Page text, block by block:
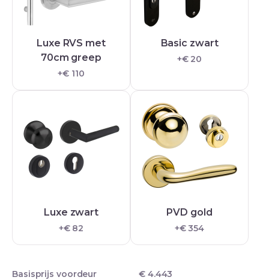
Luxe RVS met
70cm greep
+€ 110
Basic zwart
+€ 20
Luxe zwart
+€ 82
PVD gold
+€ 354
Basisprijs voordeur € 4.443